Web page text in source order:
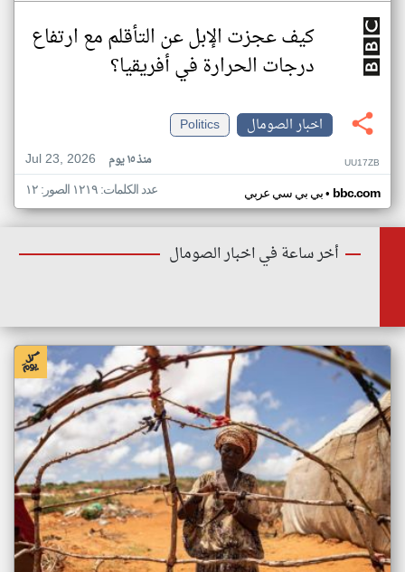
كيف عجزت الإبل عن التأقلم مع ارتفاع
درجات الحرارة في أفريقيا؟
اخبار الصومال
Politics
Jul 23, 2026
منذ ١٥ يوم UU17ZB
بي بي سي عربي• bbc.com عدد الكلمات: ١٢١٩ الصور: ١٢
أخر ساعة في اخبار الصومال